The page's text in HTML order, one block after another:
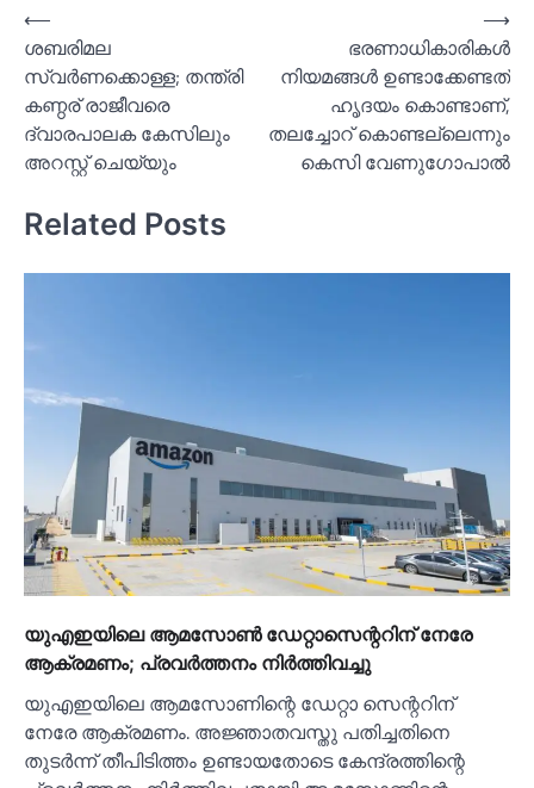
Post
navigation
⟵
ശബരിമല
സ്വര്‍ണക്കൊള്ള; തന്ത്രി
കണ്ഠര് രാജീവരെ
ദ്വാരപാലക കേസിലും
അറസ്റ്റ് ചെയ്യും
ഭരണാധികാരികള്‍
നിയമങ്ങള്‍ ഉണ്ടാക്കേണ്ടത്
ഹൃദയം കൊണ്ടാണ്,
തലച്ചോറ് കൊണ്ടല്ലെന്നും
കെസി വേണുഗോപാല്‍
⟶
Related Posts
യുഎഇയിലെ ആമസോണ്‍ ഡേറ്റാസെന്ററിന് നേരേ
ആക്രമണം; പ്രവര്‍ത്തനം നിര്‍ത്തിവച്ചു
യുഎഇയിലെ ആമസോണിന്റെ ഡേറ്റാ സെന്ററിന്
നേരേ ആക്രമണം. അജ്ഞാതവസ്തു പതിച്ചതിനെ
തുടര്‍ന്ന് തീപിടിത്തം ഉണ്ടായതോടെ കേന്ദ്രത്തിന്റെ